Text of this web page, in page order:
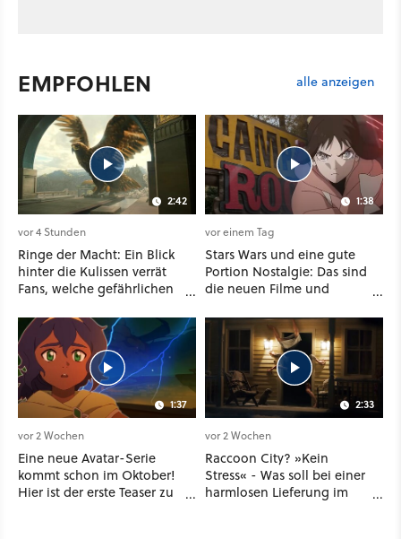
EMPFOHLEN alle anzeigen
2:42
vor 4 Stunden
Ringe der Macht: Ein Blick
hinter die Kulissen verrät
Fans, welche gefährlichen
warten
1:38
vor einem Tag
Stars Wars und eine gute
Portion Nostalgie: Das sind
die neuen Filme und
Disney Plus
1:37
vor 2 Wochen
Eine neue Avatar-Serie
kommt schon im Oktober!
Hier ist der erste Teaser zu
2:33
vor 2 Wochen
Raccoon City? »Kein
Stress« - Was soll bei einer
harmlosen Lieferung im